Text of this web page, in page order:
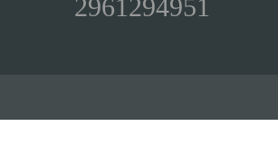
2961294951